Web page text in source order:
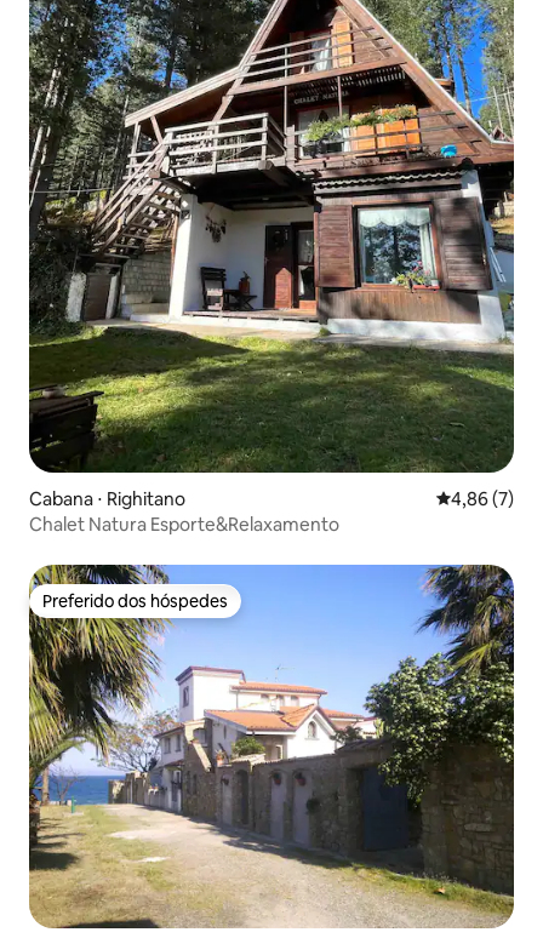
Cabana ⋅ Righitano 4,86 de uma
4,86 (7)
Chalet Natura Esporte&Relaxamento
Preferido dos hóspedes
Preferido dos hóspedes